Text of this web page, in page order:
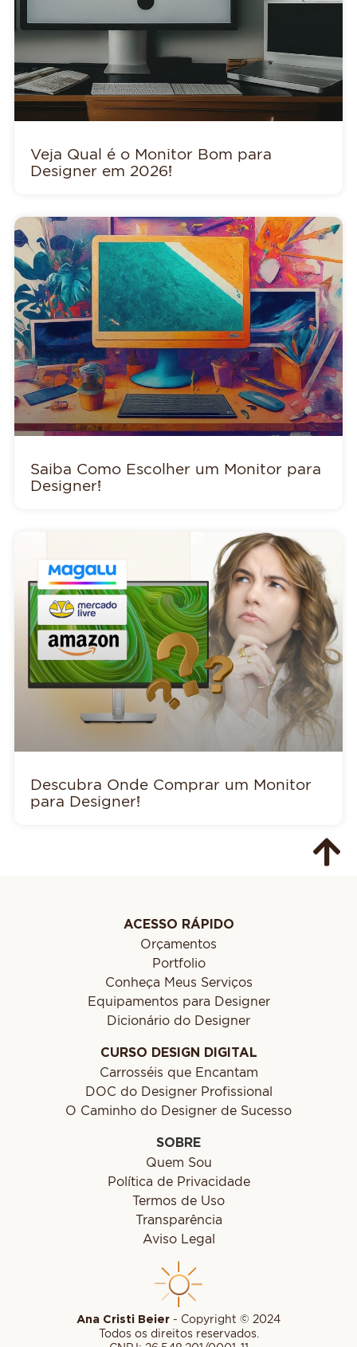
Veja Qual é o Monitor Bom para
Designer em 2026!
Saiba Como Escolher um Monitor para
Designer!
Descubra Onde Comprar um Monitor
para Designer!
Ana Cristi Beier - Copyright © 2024
Todos os direitos reservados.
ACESSO RÁPIDO
Orçamentos
Portfolio
Conheça Meus Serviços
Equipamentos para Designer
Dicionário do Designer
CURSO DESIGN DIGITAL
Carrosséis que Encantam
DOC do Designer Profissional
O Caminho do Designer de Sucesso
SOBRE
Quem Sou
Política de Privacidade
Termos de Uso
Transparência
Aviso Legal